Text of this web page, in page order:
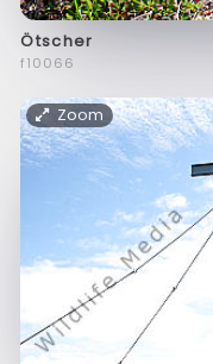
Ötscher
f10066
Zoom